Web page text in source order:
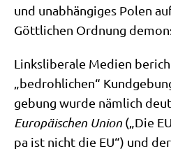
und unab­hän­gi­ges Polen
Gött­li­chen Ord­nung
Links­li­be­ra­le Medi­en
„bedroh­li­chen“
ge­bung wur­de näm­lich
Euro­päi­schen Uni­on („Die
pa ist nicht die EU“) und